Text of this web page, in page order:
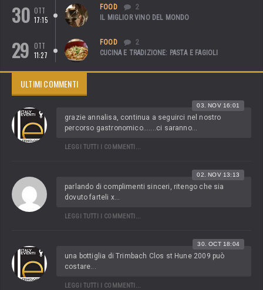
30 OTT
17:15
FOOD
2
IL MIGLIOR VINO DEL MONDO
29
OTT
11:27
FOOD
2
CUCINA E TRADIZIONE: PASTA E FAGIOLI
ULTIMI COMMENTI
03. NOV 16:01
grazie annalisa, continua a seguirci nel nostro
percorso gastronomico.......ci saranno...
LEGGI TUTTI I COMMENTI...
02. NOV 13:13
parlando di complimenti sinceri, ritengo che sia
dovuto farteli x...
LEGGI TUTTI I COMMENTI...
30. OCT 18:04
una bottiglia di Trimbach Clos st Hune 2009 può
costare...
LEGGI TUTTI I COMMENTI...